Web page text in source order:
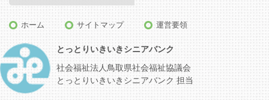
ホーム サイトマップ 運営要領
とっとりいきいきシニアバンク
社会福祉法人鳥取県社会福祉協議会
とっとりいきいきシニアバンク 担当